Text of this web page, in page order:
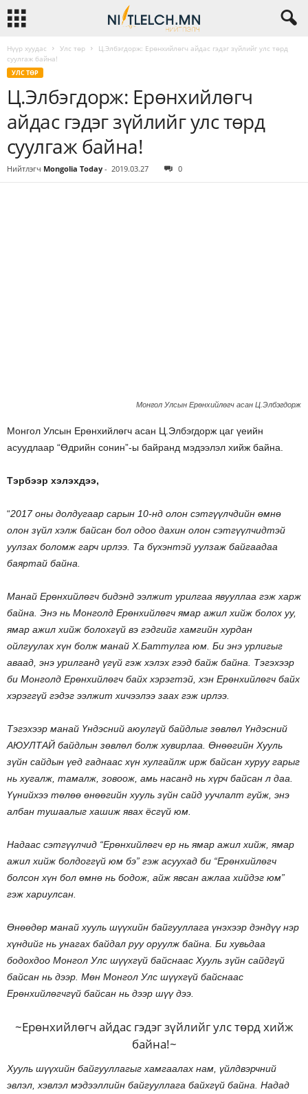
Нүүр хуудас Улс төр
Ц.Элбэгдорж: Ерөнхийлөгч айдас гэдэг зүйлийг улс төрд
суулгаж байна!
УЛС ТӨР
Ц.Элбэгдорж: Ерөнхийлөгч
айдас гэдэг зүйлийг улс төрд
суулгаж байна!
Нийтлэгч Mongolia Today - 2019.03.27 0
Монгол Улсын Ерөнхийлөгч асан Ц.Элбэгдорж
Монгол Улсын Ерөнхийлөгч асан Ц.Элбэгдорж цаг үеийн
асуудлаар “Өдрийн сонин”-ы байранд мэдээлэл хийж байна.
Тэрбээр хэлэхдээ,
“2017 оны долдугаар сарын 10-нд олон сэтгүүлчдийн өмнө
олон зүйл хэлж байсан бол одоо дахин олон сэтгүүлчидтэй
уулзах боломж гарч ирлээ. Та бүхэнтэй уулзаж байгаадаа
баяртай байна.
Манай Ерөнхийлөгч бидэнд ээлжит урилгаа явууллаа гэж харж
байна. Энэ нь Монголд Ерөнхийлөгч ямар ажил хийж болох уу,
ямар ажил хийж болохгүй вэ гэдгийг хамгийн хурдан
ойлгуулах хүн болж манай Х.Баттулга юм. Би энэ урлигыг
аваад, энэ урилганд үгүй гэж хэлэх гээд байж байна. Тэгэхээр
би Монголд Ерөнхийлөгч байх хэрэгтэй, хэн Ерөнхийлөгч байх
хэрэггүй гэдэг ээлжит хичээлээ заах гэж ирлээ.
Тэгэхээр манай Үндэсний аюулгүй байдлыг зөвлөл Үндэсний
АЮУЛТАЙ байдлын зөвлөл болж хувирлаа. Өнөөгийн Хууль
зүйн сайдын үед гаднаас хүн хулгайлж ирж байсан хуруу гарыг
нь хугалж, тамалж, зовоож, амь насанд нь хүрч байсан л даа.
Үүнийхээ төлөө өнөөгийн хууль зүйн сайд уучлалт гуйж, энэ
албан тушаалыг хашиж явах ёсгүй юм.
Надаас сэтгүүлчид “Ерөнхийлөгч ер нь ямар ажил хийж, ямар
ажил хийж болдоггүй юм бэ” гэж асуухад би “Ерөнхийлөгч
болсон хүн бол өмнө нь бодож, айж явсан ажлаа хийдэг юм”
гэж хариулсан.
Өнөөдөр манай хууль шүүхийн байгууллага үнэхээр дэндүү нэр
хүндийг нь унагах байдал руу оруулж байна. Би хувьдаа
бодохдоо Монгол Улс шүүхгүй байснаас Хууль зүйн сайдгүй
байсан нь дээр. Мөн Монгол Улс шүүхгүй байснаас
Ерөнхийлөгчгүй байсан нь дээр шүү дээ.
~Ерөнхийлөгч айдас гэдэг зүйлийг улс төрд хийж
байна!~
Хууль шүүхийн байгууллагыг хамгаалах нам, үйлдвэрчний
эвлэл, хэвлэл мэдээллийн байгууллага байхгүй байна. Надад